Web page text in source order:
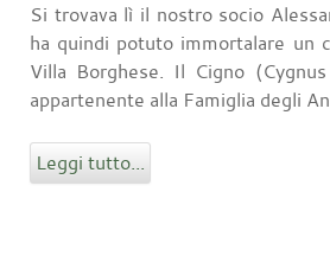
Si trovava lì il nostro socio
ha quindi potuto immortalare un
Villa Borghese. Il Cigno
appartenente alla Famiglia degli
Leggi tutto...